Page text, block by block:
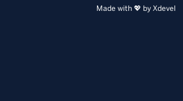
Made with 💖 by Xdevel